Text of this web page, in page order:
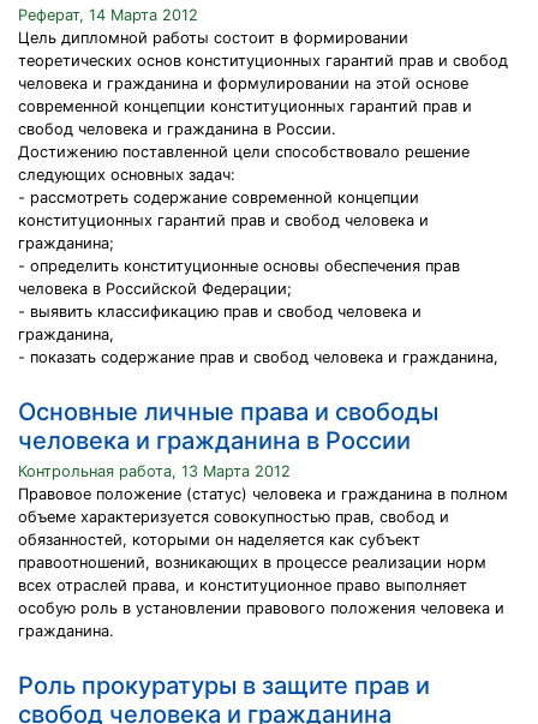
Реферат, 14 Марта 2012
Цель дипломной работы состоит в формировании
теоретических основ конституционных гарантий прав и свобод
человека и гражданина и формулировании на этой основе
современной концепции конституционных гарантий прав и
свобод человека и гражданина в России.
Достижению поставленной цели способствовало решение
следующих основных задач:
- рассмотреть содержание современной концепции
конституционных гарантий прав и свобод человека и
гражданина;
- определить конституционные основы обеспечения прав
человека в Российской Федерации;
- выявить классификацию прав и свобод человека и
гражданина,
- показать содержание прав и свобод человека и гражданина,
Основные личные права и свободы
человека и гражданина в России
Контрольная работа, 13 Марта 2012
Правовое положение (статус) человека и гражданина в полном
объеме характеризуется совокупностью прав, свобод и
обязанностей, которыми он наделяется как субъект
правоотношений, возникающих в процессе реализации норм
всех отраслей права, и конституционное право выполняет
особую роль в установлении правового положения человека и
гражданина.
Роль прокуратуры в защите прав и
свобод человека и гражданина